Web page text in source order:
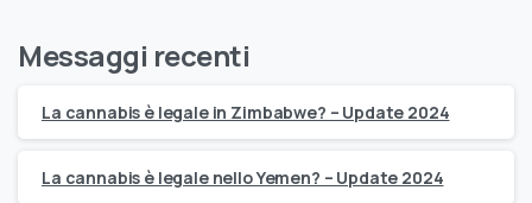
Messaggi recenti
La cannabis è legale in Zimbabwe? – Update 2024
La cannabis è legale nello Yemen? – Update 2024